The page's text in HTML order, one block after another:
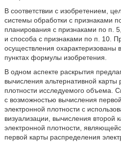
В соответствии с изобретением,
системы обработки с признаками
планирования с признаками по п.
и способа с признаками по п. 10.
осуществления охарактеризованы
пунктах формулы изобретения.
В одном аспекте раскрытия
вычисления альтернативной
плотности исследуемого объема.
с возможностью вычисления
электронной плотности с
визуализации, вычисления второй
электронной плотности,
первой карты распределения